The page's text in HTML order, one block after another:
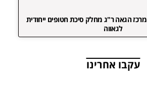
הגאה ר"ג מחלק סיכת חטופים ייחודית
לגאווה
עקבו אחרינו